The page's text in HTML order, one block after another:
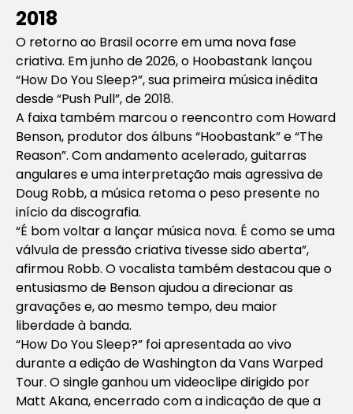
2018
O retorno ao Brasil ocorre em uma nova fase
criativa. Em junho de 2026, o Hoobastank lançou
“How Do You Sleep?”, sua primeira música inédita
desde “Push Pull”, de 2018.
A faixa também marcou o reencontro com Howard
Benson, produtor dos álbuns “Hoobastank” e “The
Reason”. Com andamento acelerado, guitarras
angulares e uma interpretação mais agressiva de
Doug Robb, a música retoma o peso presente no
início da discografia.
“É bom voltar a lançar música nova. É como se uma
válvula de pressão criativa tivesse sido aberta”,
afirmou Robb. O vocalista também destacou que o
entusiasmo de Benson ajudou a direcionar as
gravações e, ao mesmo tempo, deu maior
liberdade à banda.
“How Do You Sleep?” foi apresentada ao vivo
durante a edição de Washington da Vans Warped
Tour. O single ganhou um videoclipe dirigido por
Matt Akana, encerrado com a indicação de que a